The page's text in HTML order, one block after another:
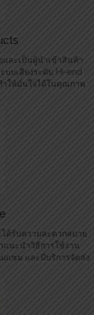
และเป็นผู้นำเข้าสินค้า
บบเสียงระดับ Hi-end
ให้มั่นใจได้ในคุณภาพ
ด้รับความสะดวกสบาย
นะนำวิธีการใช้งาน
แซม และมีบริการจัดส่ง